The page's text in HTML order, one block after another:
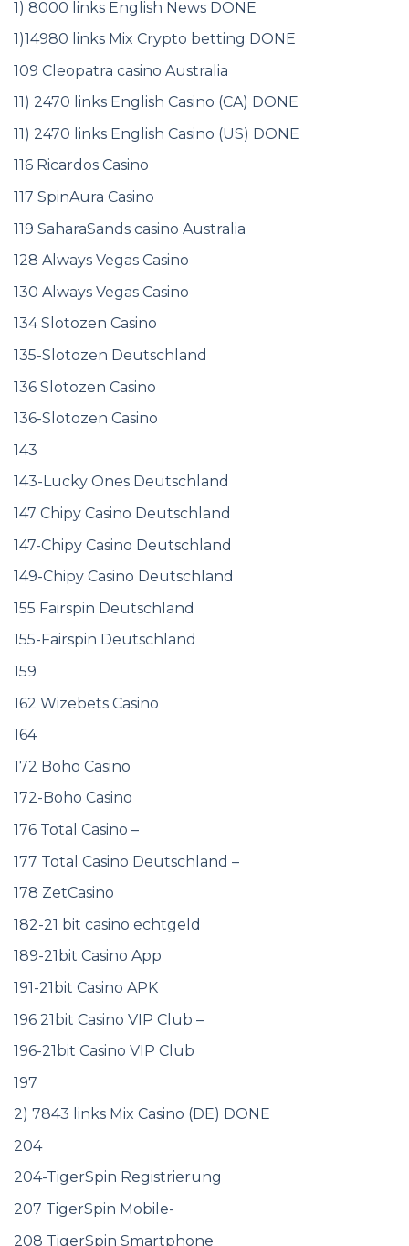
1) 8000 links English News DONE
1)14980 links Mix Crypto betting DONE
109 Cleopatra casino Australia
11) 2470 links English Casino (CA) DONE
11) 2470 links English Casino (US) DONE
116 Ricardos Casino
117 SpinAura Casino
119 SaharaSands casino Australia
128 Always Vegas Casino
130 Always Vegas Casino
134 Slotozen Casino
135-Slotozen Deutschland
136 Slotozen Casino
136-Slotozen Casino
143
143-Lucky Ones Deutschland
147 Chipy Casino Deutschland
147-Chipy Casino Deutschland
149-Chipy Casino Deutschland
155 Fairspin Deutschland
155-Fairspin Deutschland
159
162 Wizebets Casino
164
172 Boho Casino
172-Boho Casino
176 Total Casino –
177 Total Casino Deutschland –
178 ZetCasino
182-21 bit casino echtgeld
189-21bit Casino App
191-21bit Casino APK
196 21bit Casino VIP Club –
196-21bit Casino VIP Club
197
2) 7843 links Mix Casino (DE) DONE
204
204-TigerSpin Registrierung
207 TigerSpin Mobile-
208 TigerSpin Smartphone